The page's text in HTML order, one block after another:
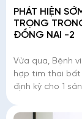
PHÁT HIỆN
TRỌNG
ĐỒNG NAI -2
Vừa qua, Bệnh
hợp tim thai bất
định kỳ cho 1